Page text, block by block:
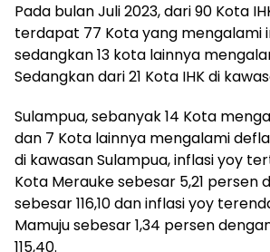
Pada bulan Juli 2023, dari 90 Kota
terdapat 77 Kota yang mengalami
sedangkan 13 kota lainnya
Sedangkan dari 21 Kota IHK di
Sulampua, sebanyak 14 Kota
dan 7 Kota lainnya mengalami
di kawasan Sulampua, inflasi yoy
Kota Merauke sebesar 5,21 persen
sebesar 116,10 dan inflasi yoy
Mamuju sebesar 1,34 persen
115,40.